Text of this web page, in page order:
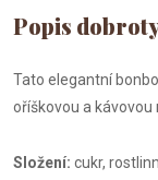
Tato elegantní
oříškovou a kávovou
Složení: cukr,